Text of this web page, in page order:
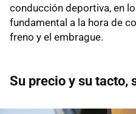
conducción deportiva, en
fundamental a la hora de
freno y el embrague.
Su precio y su tacto,